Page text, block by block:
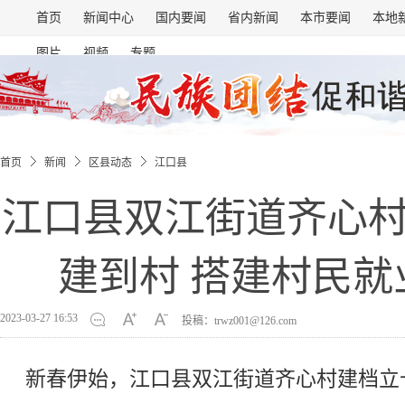
首页 新闻中心 国内要闻 省内新闻 本市要闻 本地
图片 视频 专题
首页 新闻 区县动态 江口县
江口县双江街道齐心
建到村 搭建村民
2023-03-27 16:53 投稿：trwz001@126.com
新春伊始，江口县双江街道齐心村建档